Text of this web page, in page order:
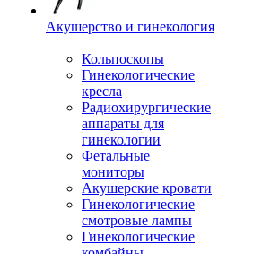
Акушерство и гинекология
Кольпоскопы
Гинекологические
кресла
Радиохирургические
аппараты для
гинекологии
Фетальные
мониторы
Акушерские кровати
Гинекологические
смотровые лампы
Гинекологические